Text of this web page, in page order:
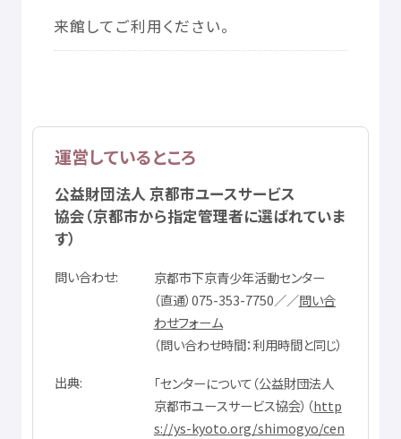
来館 してご利用ください。
運営しているところ
公益財団法人京都市ユースサービス
協会（京都市から指定管理者に選ばれていま
す）
問い合わせ 京都市下京青少年活動センター
（直通）075-353-7750／／問い合
わせフォーム
（問い合わせ時間：利用時間と同じ）
出典
「センターについて（公益財団法人
京都市ユースサービス協会）（http
s://ys-kyoto.org/shimogyo/cen